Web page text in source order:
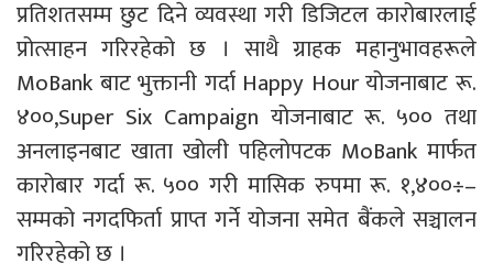
प्रतिशतसम्म छुट दिने व्यवस्था गरी डिजिटल कारोबारलाई
प्रोत्साहन गरिरहेको छ । साथै ग्राहक महानुभावहरूले
MoBank बाट भुक्तानी गर्दा Happy Hour योजनाबाट रू.
४००,Super Six Campaign योजनाबाट रू. ५०० तथा
अनलाइनबाट खाता खोली पहिलोपटक MoBank मार्फत
कारोबार गर्दा रू. ५०० गरी मासिक रुपमा रू. १,४००÷–
सम्मको नगदफिर्ता प्राप्त गर्ने योजना समेत बैंकले सञ्चालन
गरिरहेको छ ।